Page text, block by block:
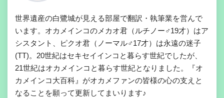
世界遺産の白鷺城が見える部屋で翻訳・執筆業を営んで
います。オカメインコのメカオ君（ルチノー♂19才）はア
シスタント、ピクオ君（ノーマル♂17才）は永遠の迷子
(TT)。20世紀はセキセイインコと暮らす世紀でしたが、
21世紀はオカメインコと暮らす世紀となりました。『オ
カメインコ大百科』がオカメファンの皆様の心の支えと
なることを願って更新してまいります♪